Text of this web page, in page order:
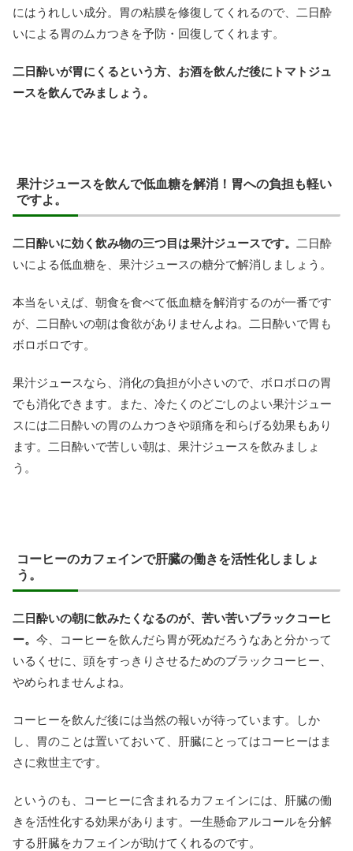
にはうれしい成分。胃の粘膜を修復してくれるので、二日酔
いによる胃のムカつきを予防・回復してくれます。
二日酔いが胃にくるという方、お酒を飲んだ後にトマトジュ
ースを飲んでみましょう。
果汁ジュースを飲んで低血糖を解消！胃への負担も軽い
ですよ。
二日酔いに効く飲み物の三つ目は果汁ジュースです。
二日酔
いによる低血糖を、果汁ジュースの糖分で解消しましょう。
本当をいえば、朝食を食べて低血糖を解消するのが一番です
が、二日酔いの朝は食欲がありませんよね。二日酔いで胃も
ボロボロです。
果汁ジュースなら、消化の負担が小さいので、ボロボロの胃
でも消化できます。また、冷たくのどごしのよい果汁ジュー
スには二日酔いの胃のムカつきや頭痛を和らげる効果もあり
ます。二日酔いで苦しい朝は、果汁ジュースを飲みましょ
う。
コーヒーのカフェインで肝臓の働きを活性化しましょ
う。
二日酔いの朝に飲みたくなるのが、苦い苦いブラックコーヒ
ー。 今、コーヒーを飲んだら胃が死ぬだろうなあと分かって
いるくせに、頭をすっきりさせるためのブラックコーヒー、
やめられませんよね。
コーヒーを飲んだ後には当然の報いが待っています。しか
し、胃のことは置いておいて、肝臓にとってはコーヒーはま
さに救世主です。
というのも、コーヒーに含まれるカフェインには、肝臓の働
きを活性化する効果があります。一生懸命アルコールを分解
する肝臓をカフェインが助けてくれるのです。